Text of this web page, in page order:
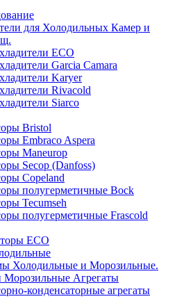
для Холодильных Камер и
ECO
Garcia Camara
Karyer
Rivacold
Siarco
Bristol
Embraco Aspera
Maneurop
Secop (Danfoss)
Copeland
полугерметичные Bock
Tecumseh
полугерметичные Frascold
ECO
Холодильные и Морозильные.
Морозильные Агрегаты
конденсаторные агрегаты